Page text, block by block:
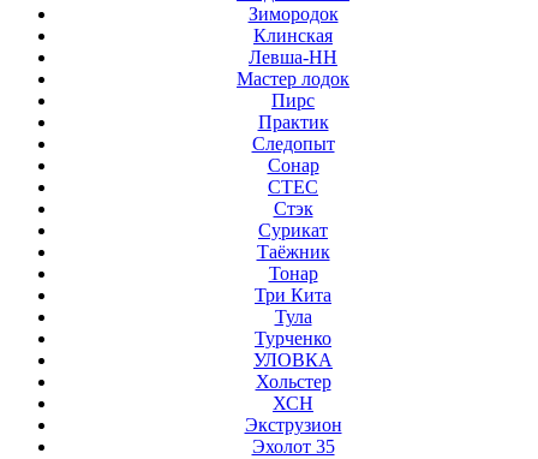
Зимородок
Клинская
Левша-НН
Мастер лодок
Пирс
Практик
Следопыт
Сонар
СТЕС
Стэк
Сурикат
Таёжник
Тонар
Три Кита
Тула
Турченко
УЛОВКА
Хольстер
ХСН
Экструзион
Эхолот 35